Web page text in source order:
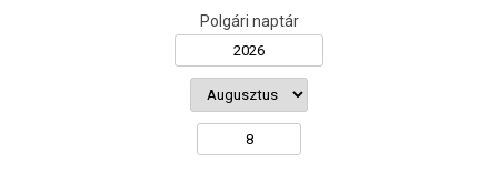
Polgári naptár